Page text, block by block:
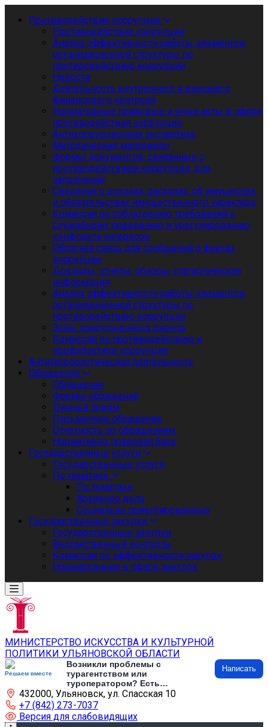
Противодействие коррупции
Противодействие коррупции
Анализ эффективности работы элементов
организационной структуры по
противодействию коррупции
Новости
Деятельность внутреннего и внешнего
финансового контроля
Нормативные правовые и иные акты в сфере
противодействия коррупции
Антикоррупционная экспертиза
Методические материалы
Формы документов, связанные с
противодействием коррупции, для
заполнения
Сведения о доходах, расходах, об имуществе
и обязательствах имущественного характера
Комиссия по соблюдению требований к
служебному поведению и урегулированию
конфликта интересов
Обратная связь для сообщений о фактах
коррупции
Доклады, отчеты, обзоры, статистическая
информация
Анализ эффективности работы элементов
организационной структуры по
противодействию коррупции
Зоны коррупционных рисков
Комиссия по противодействию и
профилактике коррупции
Антитеррористическая деятельность
Обращения
Обращения
Формы обращений
Личный приём
Письменное обращение
Отчетность по обращениям
Нормативно правовая база
Государственные услуги
Государственные услуги
По тематике
По тематике
Архивное дело
Социально ориентированные
Государственные закупки
Государственные закупки
Ведомственный контроль
Комиссия по эффективности закупок
Нормирование в сфере закупок
МИНИСТЕРСТВО ИСКУССТВА И КУЛЬТУРНОЙ
ПОЛИТИКИ УЛЬЯНОВСКОЙ ОБЛАСТИ
Решаем вместе
Возникли проблемы с
турагентством или
туроператором? Есть
предложения по развитию
туризма и туристической
инфраструктуры? Напишите об
этом
Написать
432000, Ульяновск, ул. Спасская 10
+7 (842) 273-7037
Версия для слабовидящих